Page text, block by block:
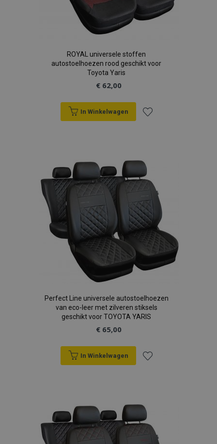
ROYAL universele stoffen
autostoelhoezen rood geschikt voor
Toyota Yaris
€ 62,00
In Winkelwagen
aan
verlanglijst
Perfect Line universele autostoelhoezen
van eco-leer met zilveren stiksels
geschikt voor TOYOTA YARIS
€ 65,00
In Winkelwagen
aan
verlanglijst